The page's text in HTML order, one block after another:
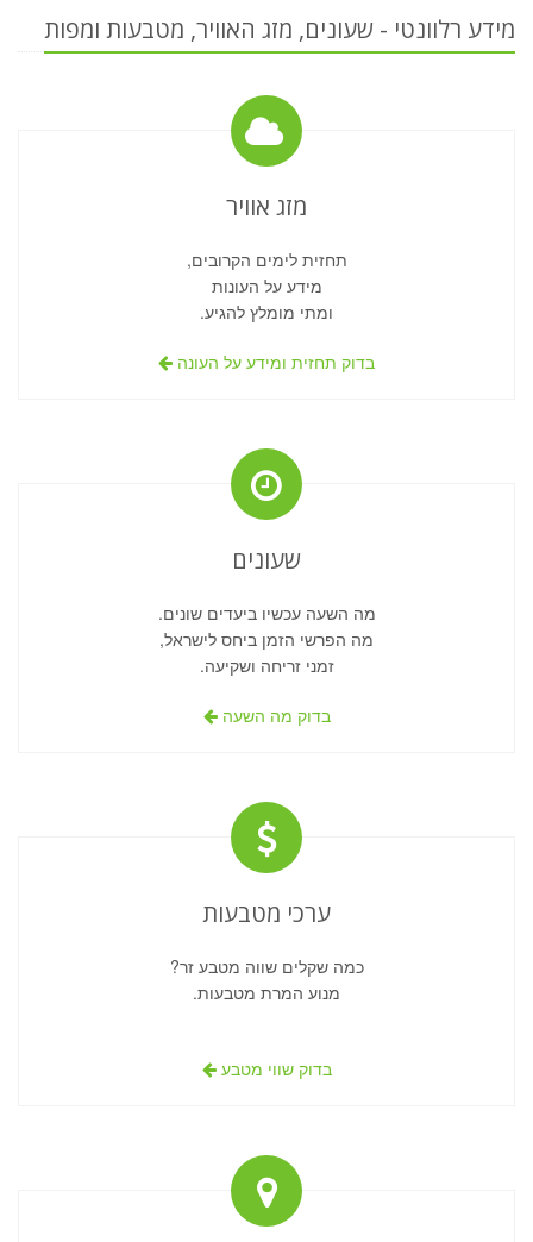
מידע רלוונטי - שעונים, מזג האוויר, מטבעות ומפות
מזג אוויר
תחזית לימים הקרובים,
מידע על העונות
ומתי מומלץ להגיע.
בדוק תחזית ומידע על העונה
שעונים
מה השעה עכשיו ביעדים שונים.
מה הפרשי הזמן ביחס לישראל,
זמני זריחה ושקיעה.
בדוק מה השעה
ערכי מטבעות
כמה שקלים שווה מטבע זר?
מנוע המרת מטבעות.
בדוק שווי מטבע